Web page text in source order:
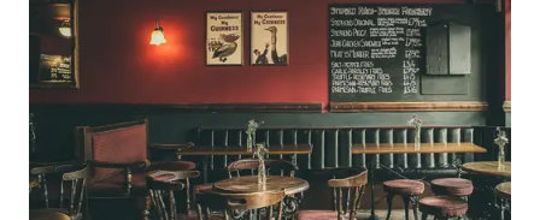
Veuillez demander pour savoir si nous pensons que votre
événement/réunion con